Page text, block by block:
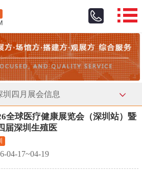
圳四月展会信息
全球医疗健康展览会（深圳站）暨
届深圳生殖医
04-17~04-19